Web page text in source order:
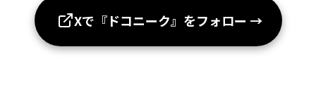
Xで『ドコニーク』をフォロー →